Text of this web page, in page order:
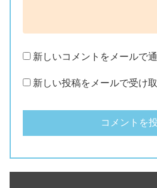
新しいコメントをメールで
新しい投稿をメールで受け